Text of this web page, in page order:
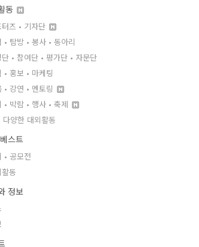
동
터즈 • 기자단
• 탐방 • 봉사 • 동아리
단 • 참여단 • 평가단 • 자문단
• 홍보 • 마케팅
• 강연 • 멘토링
• 박람 • 행사 • 축제
양한 대외활동
스트
• 공모전
동
정보